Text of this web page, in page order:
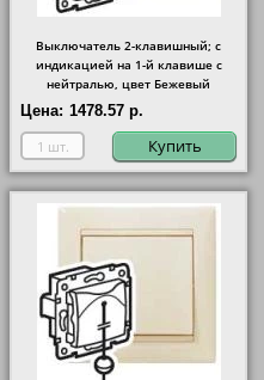
Выключатель 2-клавишный; с
индикацией на 1-й клавише с
нейтралью, цвет Бежевый
Цена: 1478.57 р.
Купить